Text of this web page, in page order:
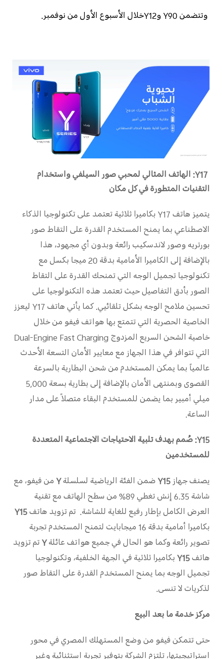
وتتضمنY90وY12خلال الأسبوع الأول من نوفمبر.
Y17
: الهاتف المثالي لمحبي صور السيلفيواستخدام
التقنيات المتطورةفي كل مكان
يتميز هاتف Y17 بكاميرا ثلاثية تعتمد على تكنولوجيا الذكاء
الاصطناعي بما يمنح المستخدم القدرة على التقاط صور
بورتريه وصور لاندسكيب رائعة وبدون أي مجهود، هذا
بالإضافة إلى الكاميرا الأمامية بدقة 20 ميجا بكسل مع
تكنولوجيا تجميل الوجه التي تمنحك القدرة على التقاط
الصور بأدق التفاصيل حيث تعتمد هذه التكنولوجيا على
تحسين ملامح الوجه بشكل تلقائيي. كما يأتي هاتف Y17 ليعزز
الخاصية الحصرية التي تتمتع بها هواتف فيفو من خلال
خاصية الشحن السريع المزدوج Dual-Engine Fast Charging
التي تتوافر في هذا الجهاز مع معايير الأمان التسعة الأحدث
عالمياً بما يمكن المستخدم من شحن البطارية بالسرعة
القصوى وبمنتهى الأمان بالإضافة إلى بطارية بسعة 5,000
ميلي أمبير بما يضمن للمستخدم البقاء متصلاً على مدار
الساعة.
Y15: صُمم بهدف تلبية الاحتياجات الاجتماعية المتعددة
للمستخدمين
يصنف جهازY15ضمن الفئة الرياضية لسلسلةYمن فيفو، مع
شاشة 6.35 إنش تغطي 89% من سطح الهاتف مع تقنية
العرض الكامل بإطار رفيع للغاية للشاشة. تم تزويد هاتفY15
بكاميرا أمامية بدقة 16 ميجابايت لتمنح المستخدم تجربة
تصوير رائعة وكما هو الحال في جميع هواتف عائلةYتم تزويد
هاتفY15بكاميرا ثلاثية في الجهة الخلفية، وتكنولوجيا
تجميل الوجه بما يمنح المستخدم القدرة على التقاط صور
لذكريات لا تنسى.
مركز خدمة ما بعد البيع
حتى تتمكن فيفو من وضع المستهلك المصري في محور